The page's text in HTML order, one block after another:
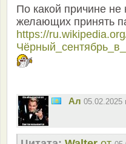
По какой причине
желающих принять
https://
Ал